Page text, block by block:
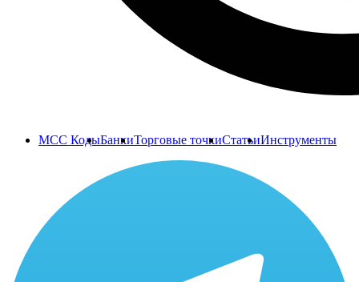
MCC КодыБанкиТорговые точкиСтатьиИнструменты